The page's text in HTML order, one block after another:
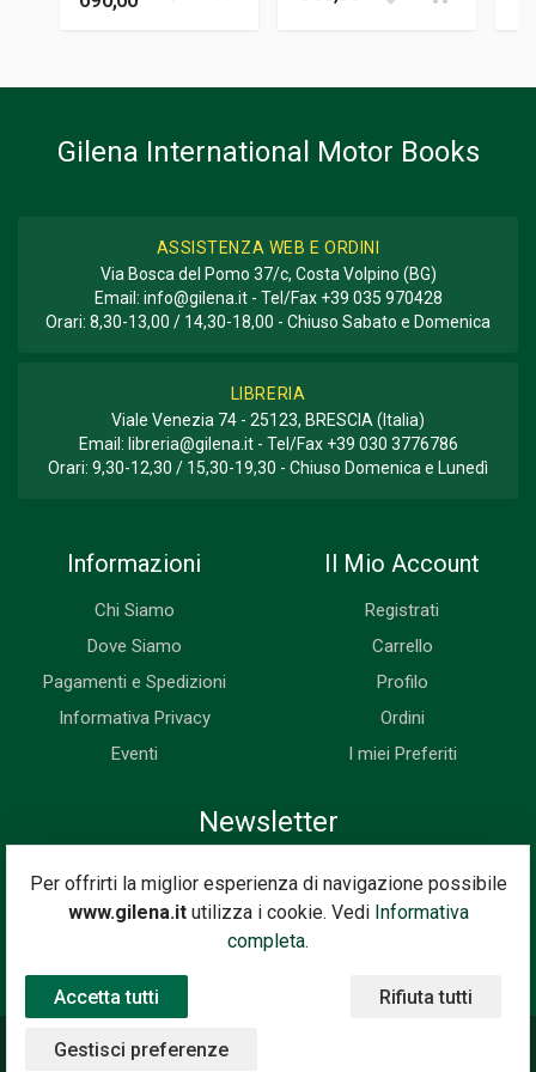
Per offrirti la miglior esperienza di navigazione possibile
www.gilena.itutilizza i cookie. Vedi Informativa
completa.
Accetta tutti Rifiuta tutti
Gestisci preferenze
Gilena International Motor Books
ASSISTENZA WEB E ORDINI
Via Bosca del Pomo 37/c, Costa Volpino (BG)
Email: info@gilena.it- Tel/Fax +39 035 970428
Orari: 8,30-13,00 / 14,30-18,00 - Chiuso Sabato e Domenica
LIBRERIA
Viale Venezia 74 - 25123, BRESCIA (Italia)
Email: libreria@gilena.it- Tel/Fax +39 030 3776786
Orari: 9,30-12,30 / 15,30-19,30 - Chiuso Domenica e Lunedì
Informazioni
Chi Siamo
Dove Siamo
Pagamenti e Spedizioni
Informativa Privacy
Eventi
Il Mio Account
Registrati
Carrello
Profilo
Ordini
I miei Preferiti
Newsletter
Iscriviti subito alla nostra newsletter. Riceverai prima di tutti le
novità, le offerte, i prossimi eventi...
©2020 Gilena International Motor Books — Powered by